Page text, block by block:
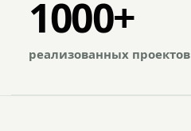
1000+
реализованных проектов